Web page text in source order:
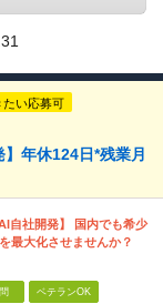
たい応募可
年休124日*残業月
自社開発】 国内でも希少
最大化させませんか？
ベテランOK